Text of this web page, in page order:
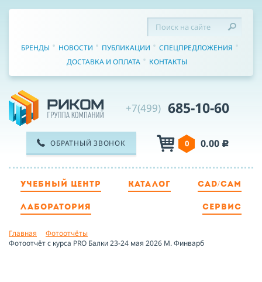
БРЕНДЫ НОВОСТИ ПУБЛИКАЦИИ
СПЕЦПРЕДЛОЖЕНИЯ
ДОСТАВКА И ОПЛАТА
КОНТАКТЫ
+7(499) 685-10-60
ОБРАТНЫЙ ЗВОНОК 0 0.00 c
ИМЯ
УЧЕБНЫЙ ЦЕНТР КАТАЛОГ CAD/CAM
ЛАБОРАТОРИЯ СЕРВИС
Главная
Фотоотчёты
Фотоотчёт с курса PRO Балки 23-24 мая 2026 М. Финварб